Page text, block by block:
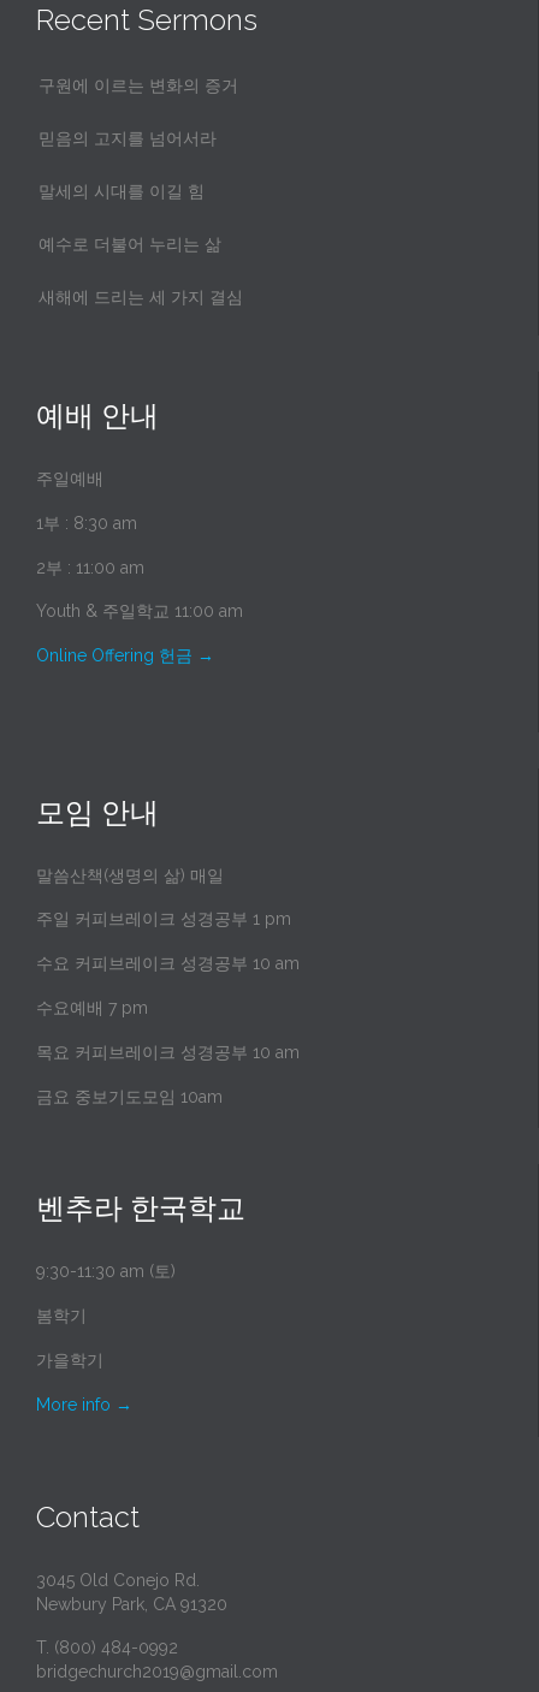
Recent Sermons
구원에 이르는 변화의 증거
믿음의 고지를 넘어서라
말세의 시대를 이길 힘
예수로 더불어 누리는 삶
새해에 드리는 세 가지 결심
예배 안내
주일예배
1부 : 8:30 am
2부 : 11:00 am
Youth & 주일학교 11:00 am
Online Offering 헌금 →
모임 안내
말씀산책(생명의 삶) 매일
주일 커피브레이크 성경공부 1 pm
수요 커피브레이크 성경공부 10 am
수요예배 7 pm
목요 커피브레이크 성경공부 10 am
금요 중보기도모임 10am
벤추라 한국학교
9:30-11:30 am (토)
봄학기
가을학기
More info →
Contact
3045 Old Conejo Rd.
Newbury Park, CA 91320
T. (800) 484-0992
bridgechurch2019@gmail.com